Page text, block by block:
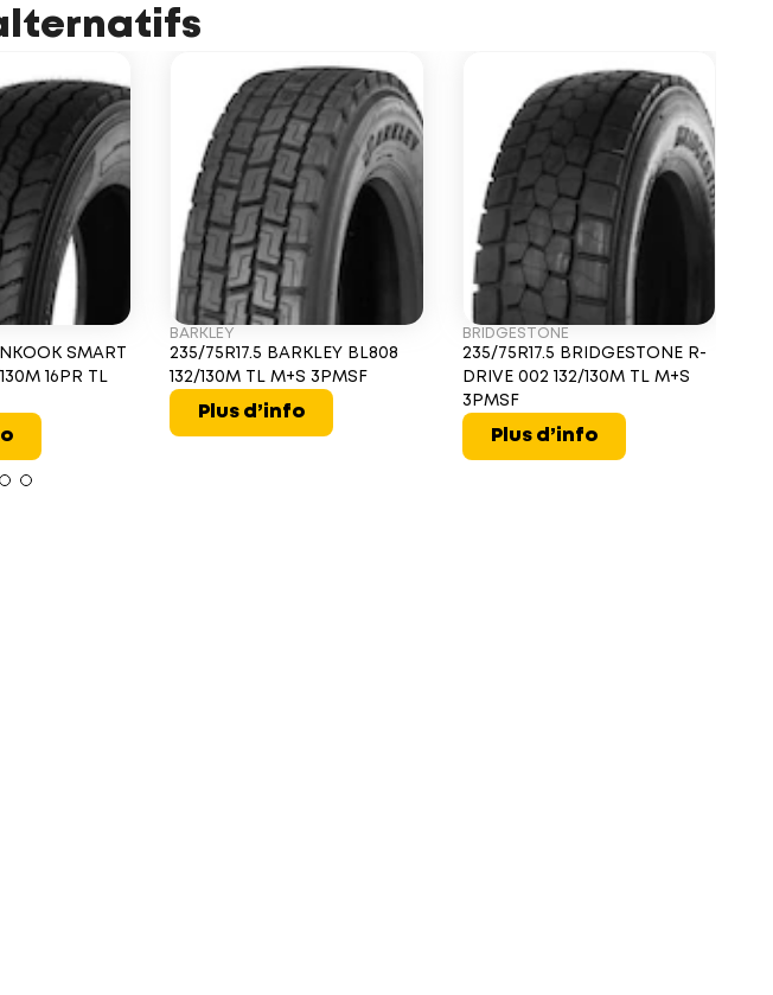
SMART
16PR TL
BARKLEY
235/75R17.5 BARKLEY BL808
132/130M TL M+S 3PMSF
Plus d’info
BRIDGESTONE
235/75R17.5 BRIDGESTONE R-
DRIVE 002 132/130M TL M+S
3PMSF
Plus d’info